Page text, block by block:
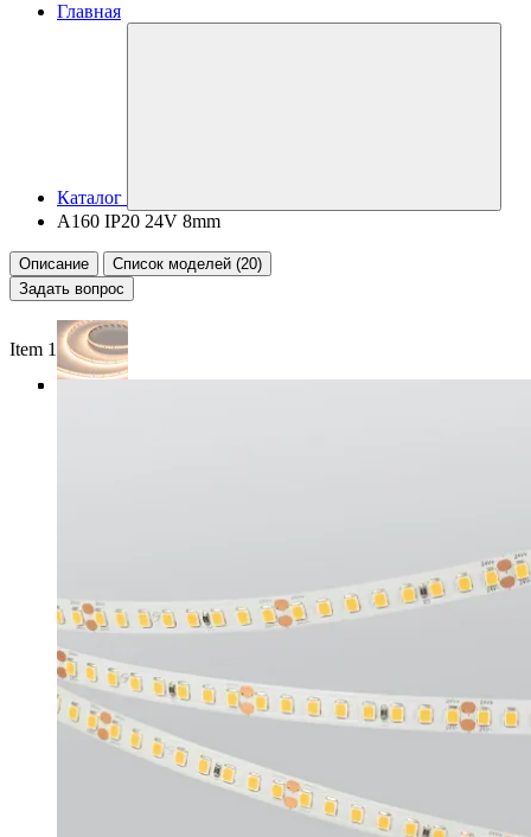
Главная
Каталог
A160 IP20 24V 8mm
Описание
Список моделей (20)
Задать вопрос
Item 1 of 4